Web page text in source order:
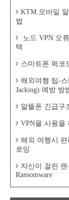
KTM 모바일
법
노드 VPN 오
택
스마트폰 퍽코
해외여행 팁-
Jacking) 예방 방
알뜰폰 긴급구
VPN을 사용을
해외 여행시
로밍
자신이 걸린
Ransomware